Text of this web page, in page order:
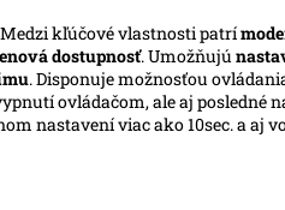
kľúčové vlastnosti patrí
dostupnosť. Umožňujú
. Disponuje možnosťou
ovládačom, ale aj posledné
nastavení viac ako 10sec. a aj